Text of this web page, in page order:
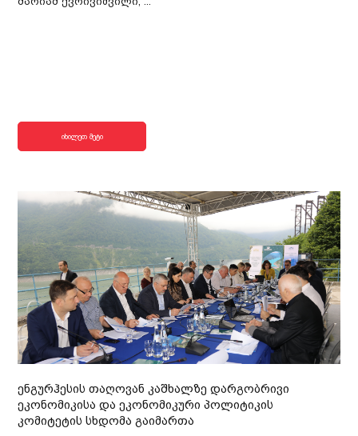
იხილეთ მეტი
ენგურჰესის თაღოვან კაშხალზე დარგობრივი
ეკონომიკისა და ეკონომიკური პოლიტიკის
კომიტეტის სხდომა გაიმართა